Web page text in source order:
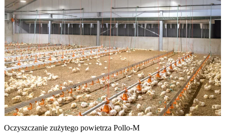
Oczyszczanie zużytego powietrza Pollo-M